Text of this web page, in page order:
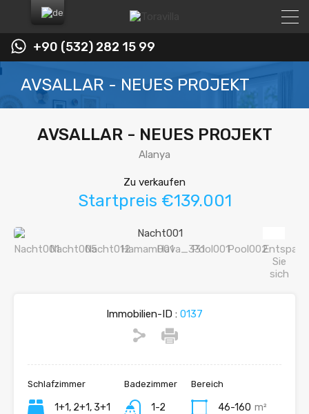
+90 (532) 282 15 99
AVSALLAR - NEUES PROJEKT
AVSALLAR - NEUES PROJEKT
Alanya
Zu verkaufen
Startpreis €139.001
Immobilien-ID : 0137
Schlafzimmer
1+1, 2+1, 3+1
Badezimmer
1-2
Bereich
46-160 m²